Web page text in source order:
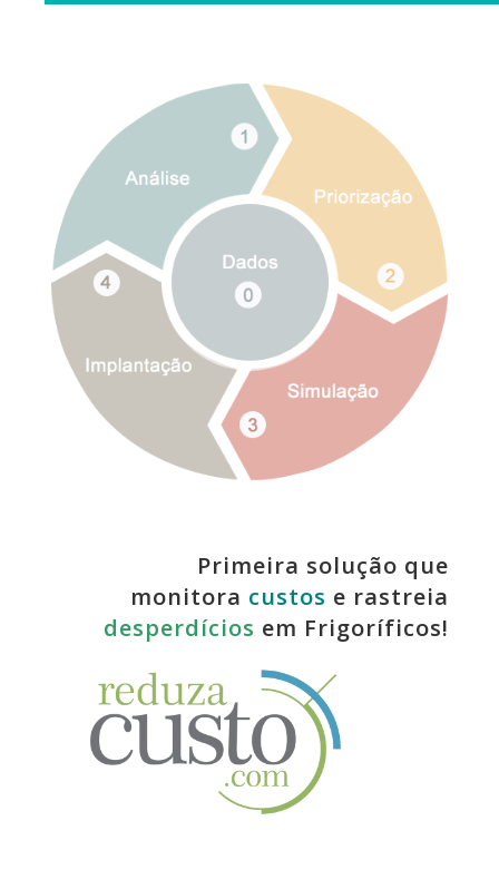
Primeira solução que
monitora custos e rastreia
desperdícios em Frigoríficos!